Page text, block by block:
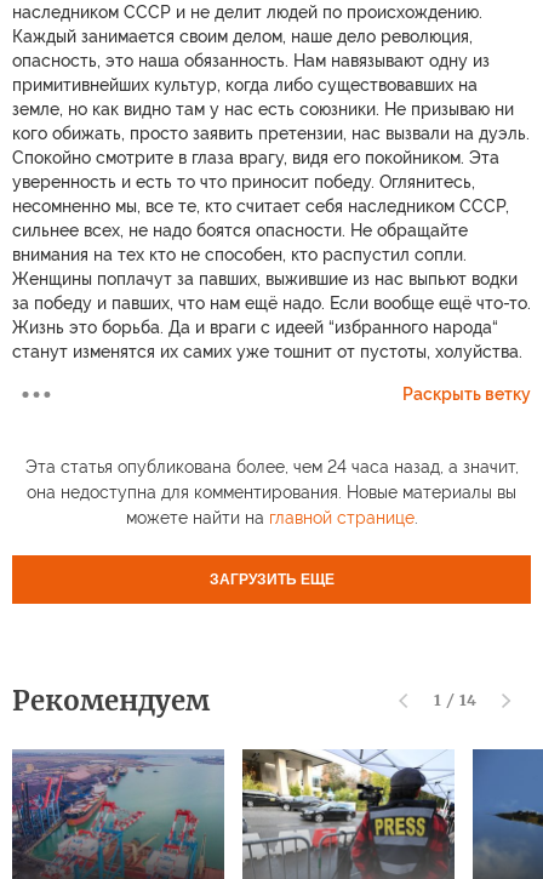
наследником СССР и не делит людей по происхождению.
Каждый занимается своим делом, наше дело революция,
опасность, это наша обязанность. Нам навязывают одну из
примитивнейших культур, когда либо существовавших на
земле, но как видно там у нас есть союзники. Не призываю ни
кого обижать, просто заявить претензии, нас вызвали на дуэль.
Спокойно смотрите в глаза врагу, видя его покойником. Эта
уверенность и есть то что приносит победу. Оглянитесь,
несомненно мы, все те, кто считает себя наследником СССР,
сильнее всех, не надо боятся опасности. Не обращайте
внимания на тех кто не способен, кто распустил сопли.
Женщины поплачут за павших, выжившие из нас выпьют водки
за победу и павших, что нам ещё надо. Если вообще ещё что-то.
Жизнь это борьба. Да и враги с идеей “избранного народа“
станут изменятся их самих уже тошнит от пустоты, холуйства.
Раскрыть ветку
Эта статья опубликована более, чем 24 часа назад, а значит,
она недоступна для комментирования. Новые материалы вы
можете найти на главной странице.
ЗАГРУЗИТЬ ЕЩЕ
Рекомендуем 1 / 14